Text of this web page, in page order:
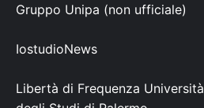
Gruppo Unipa (non ufficiale)
IostudioNews
Libertà di Frequenza Università